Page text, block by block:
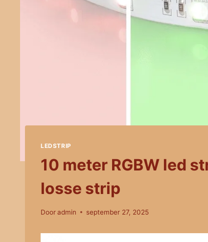
LEDSTRIP
10 meter RGBW led
losse strip
Dooradmin september 27, 2025